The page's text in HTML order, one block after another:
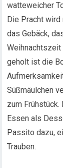
watteweicher
Die Pracht
das Gebäck,
geholt ist die
Süßmäulchen
zum
Essen als
Passito dazu,
Trauben.